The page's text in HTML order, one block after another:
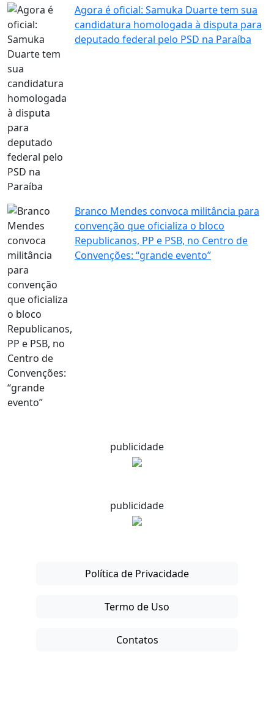
Agora é oficial: Samuka Duarte tem sua
candidatura homologada à disputa para
deputado federal pelo PSD na Paraíba
Branco Mendes convoca militância para
convenção que oficializa o bloco
Republicanos, PP e PSB, no Centro de
Convenções: “grande evento”
publicidade
publicidade
Política de Privacidade
Termo de Uso
Contatos